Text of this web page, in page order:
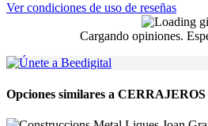
Ver condiciones de uso de reseñas
Cargando opiniones.
Opciones similares a